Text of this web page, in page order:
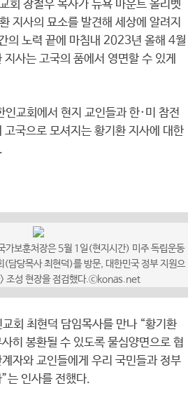
회 장철우 목사가 뉴욕 마운트 올리벳
지사의 묘소를 발견해 세상에 알려지
의 노력 끝에 마침내 2023년 올해 4월
사는 고국의 품에서 영면할 수 있게
인교회에서 현지 교인들과 한·미 참전
고국으로 모셔지는 황기환 지사에 대한
보훈처장은 5월 1일(현지시간) 미주 독립운동
(담당목사 최현덕)를 방문, 대한민국 정부 지원으
> 조성 현장을 점검했다.ⓒkonas.net
회 최현덕 담임목사를 만나 “황기환
히 봉환될 수 있도록 물심양면으로 협
자와 교인들에게 우리 국민들과 정부
는 인사를 전했다.